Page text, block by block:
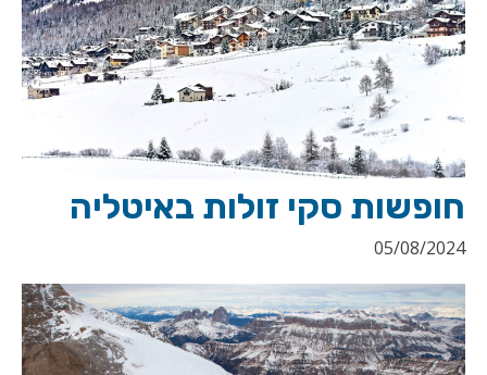
חופשות סקי זולות באיטליה
05/08/2024